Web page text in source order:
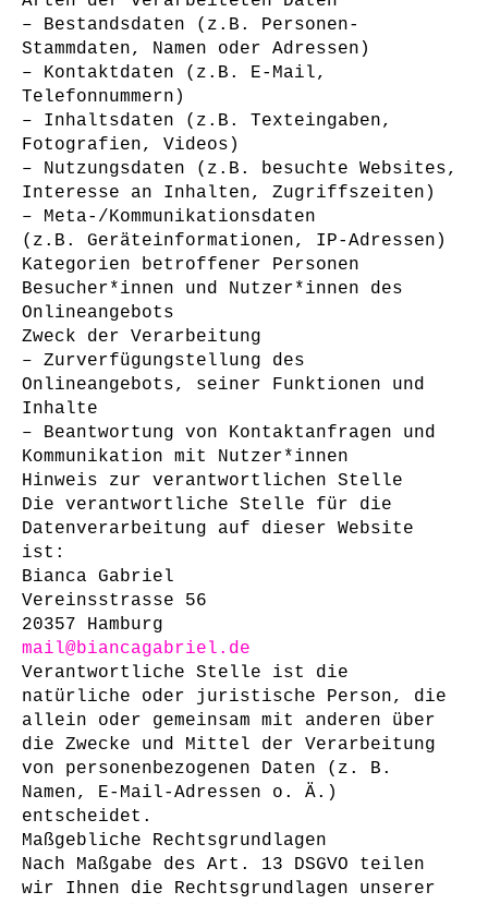
– Bestandsdaten (z.B. Personen-
Stammdaten, Namen oder Adressen)
– Kontaktdaten (z.B. E-Mail,
Telefonnummern)
– Inhaltsdaten (z.B. Texteingaben,
Fotografien, Videos)
– Nutzungsdaten (z.B. besuchte Websites,
Interesse an Inhalten, Zugriffszeiten)
– Meta-/Kommunikationsdaten
(z.B. Geräteinformationen, IP-Adressen)
Kategorien betroffener Personen
Besucher*innen und Nutzer*innen des
Onlineangebots
Zweck der Verarbeitung
– Zurverfügungstellung des
Onlineangebots, seiner Funktionen und
Inhalte
– Beantwortung von Kontaktanfragen und
Kommunikation mit Nutzer*innen
Hinweis zur verantwortlichen Stelle
Die verantwortliche Stelle für die
Datenverarbeitung auf dieser Website
ist:
Bianca Gabriel
Vereinsstrasse 56
20357 Hamburg
mail@biancagabriel.de
Verantwortliche Stelle ist die
natürliche oder juristische Person, die
allein oder gemeinsam mit anderen über
die Zwecke und Mittel der Verarbeitung
von personenbezogenen Daten (z. B.
Namen, E-Mail-Adressen o. Ä.)
entscheidet.
Maßgebliche Rechtsgrundlagen
Nach Maßgabe des Art. 13 DSGVO teilen
wir Ihnen die Rechtsgrundlagen unserer